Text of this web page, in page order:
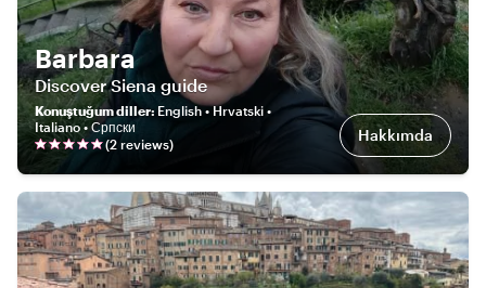
Barbara
Discover Siena guide
Konuştuğum diller: English • Hrvatski •
Italiano • Српски
(2 reviews) Hakkımda